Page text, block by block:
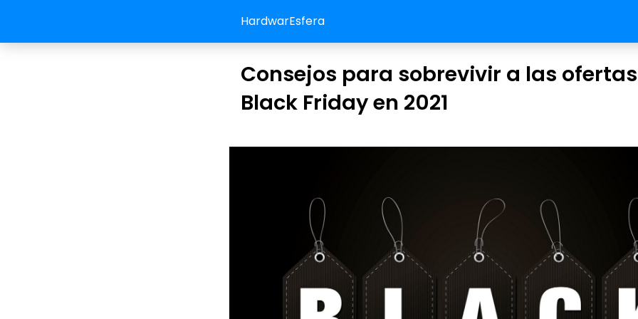
HardwarEsfera
Consejos para sobrevivir a las
Black Friday en 2021